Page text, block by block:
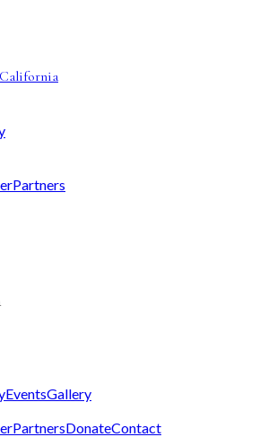
Partners
EventsGallery
PartnersDonateContact